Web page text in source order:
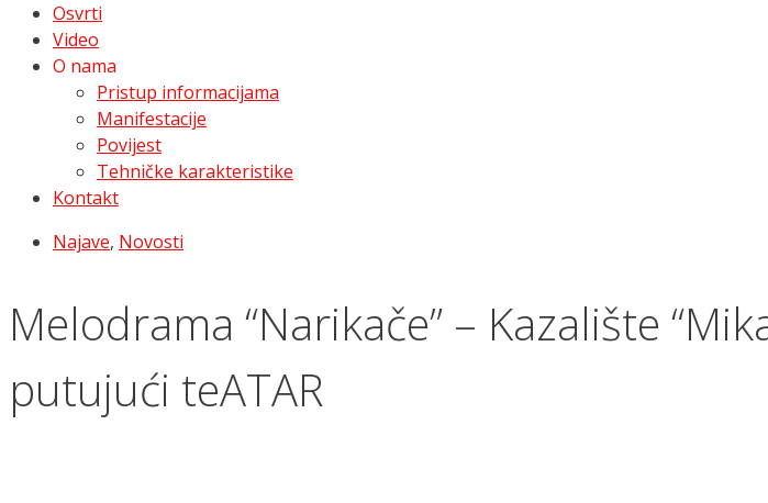
Osvrti
Video
O nama
Pristup informacijama
Manifestacije
Povijest
Tehničke karakteristike
Kontakt
Najave, Novosti
Melodrama “Narikače” – Kazalište
putujući teATAR